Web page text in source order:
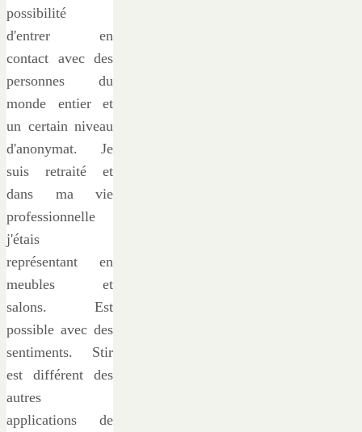
possibilité
d'entrer en
contact avec des
personnes du
monde entier et
un certain niveau
d'anonymat. Je
suis retraité et
dans ma vie
professionnelle
j'étais
représentant en
meubles et
salons. Est
possible avec des
sentiments. Stir
est différent des
autres
applications de